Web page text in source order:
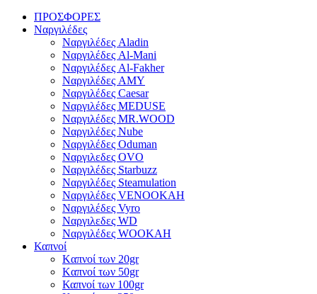
ΠΡΟΣΦΟΡΕΣ
Ναργιλέδες
Ναργιλέδες Aladin
Ναργιλέδες Al-Mani
Ναργιλέδες Al-Fakher
Ναργιλέδες AΜΥ
Ναργιλέδες Caesar
Ναργιλέδες MEDUSE
Ναργιλέδες MR.WOOD
Ναργιλέδες Nube
Ναργιλέδες Oduman
Ναργιλεδες OVO
Ναργιλέδες Starbuzz
Ναργιλέδες Steamulation
Ναργιλέδες VENOOKAH
Ναργιλέδες Vyro
Ναργιλεδες WD
Ναργιλέδες WOOKAH
Καπνοί
Kαπνοί των 20gr
Kαπνοί των 50gr
Καπνοί των 100gr